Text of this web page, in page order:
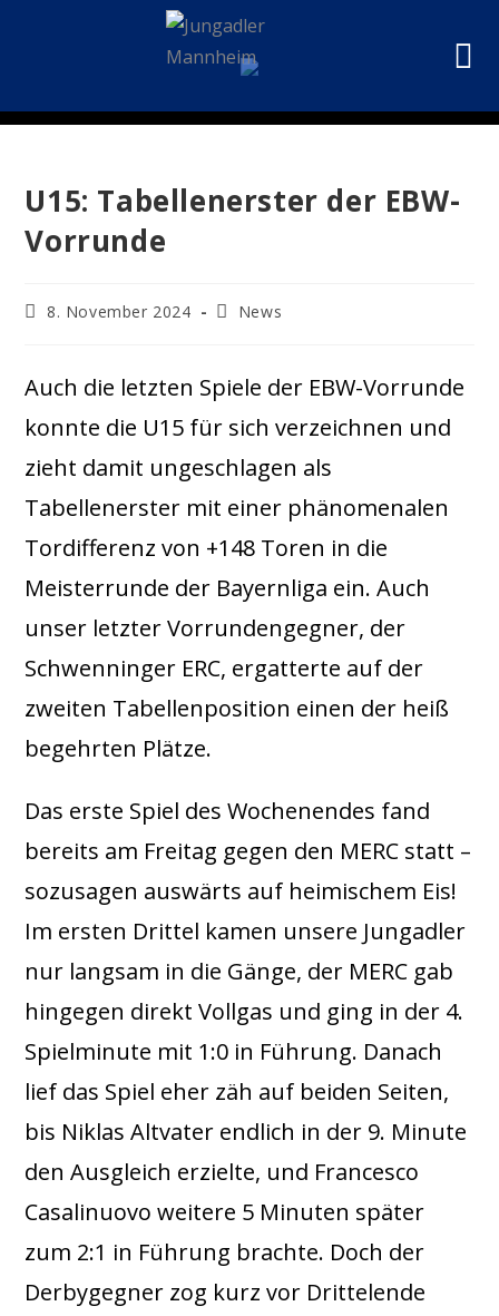
U15: Tabellenerster der EBW-
Vorrunde
8. November 2024 News
Auch die letzten Spiele der EBW-Vorrunde
konnte die U15 für sich verzeichnen und
zieht damit ungeschlagen als
Tabellenerster mit einer phänomenalen
Tordifferenz von +148 Toren in die
Meisterrunde der Bayernliga ein. Auch
unser letzter Vorrundengegner, der
Schwenninger ERC, ergatterte auf der
zweiten Tabellenposition einen der heiß
begehrten Plätze.
Das erste Spiel des Wochenendes fand
bereits am Freitag gegen den MERC statt –
sozusagen auswärts auf heimischem Eis!
Im ersten Drittel kamen unsere Jungadler
nur langsam in die Gänge, der MERC gab
hingegen direkt Vollgas und ging in der 4.
Spielminute mit 1:0 in Führung. Danach
lief das Spiel eher zäh auf beiden Seiten,
bis Niklas Altvater endlich in der 9. Minute
den Ausgleich erzielte, und Francesco
Casalinuovo weitere 5 Minuten später
zum 2:1 in Führung brachte. Doch der
Derbygegner zog kurz vor Drittelende